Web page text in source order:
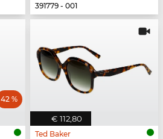
391779 - 001
42 %
€ 112,80
Ted Baker